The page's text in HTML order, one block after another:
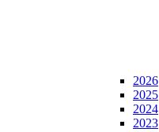
2026
2025
2024
2023